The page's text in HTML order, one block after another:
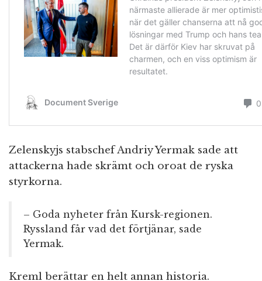
Zelenskyjs stabschef Andriy Yermak sade att
attackerna hade skrämt och oroat de ryska
styrkorna.
– Goda nyheter från Kursk-regionen.
Ryssland får vad det förtjänar, sade
Yermak.
Kreml berättar en helt annan historia.